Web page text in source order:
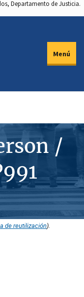
Departamento de Justicia.
Menú
/
de reutilización).